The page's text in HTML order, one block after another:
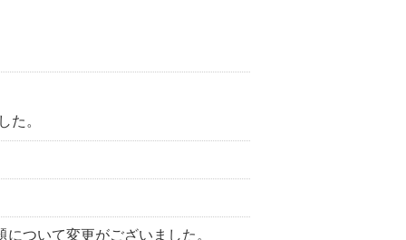
た。
ついて変更がございました。